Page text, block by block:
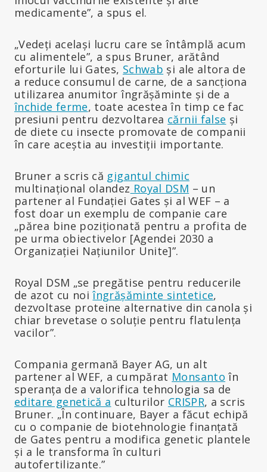
medicamente”, a spus el.
„Vedeți același lucru care se întâmplă acum
cu alimentele”, a spus Bruner, arătând
eforturile lui Gates, Schwab și ale altora de
a reduce consumul de carne, de a sancționa
utilizarea anumitor îngrășăminte și de a
închide ferme, toate acestea în timp ce fac
presiuni pentru dezvoltarea cărnii false și
de diete cu insecte promovate de companii
în care aceștia au investiții importante.
Bruner a scris că gigantul chimic
multinațional olandez Royal DSM – un
partener al Fundației Gates și al WEF – a
fost doar un exemplu de companie care
„părea bine poziționată pentru a profita de
pe urma obiectivelor [Agendei 2030 a
Organizației Națiunilor Unite]”.
Royal DSM „se pregătise pentru reducerile
de azot cu noiîngrășăminte sintetice,
dezvoltase proteine alternative din canola și
chiar brevetase o soluție pentru flatulența
vacilor”.
Compania germană Bayer AG, un alt
partener al WEF, a cumpărat Monsanto în
speranța de a valorifica tehnologia sa de
editare genetică a culturilor CRISPR, a scris
Bruner. „În continuare, Bayer a făcut echipă
cu o companie de biotehnologie finanțată
de Gates pentru a modifica genetic plantele
și a le transforma în culturi
autofertilizante.”